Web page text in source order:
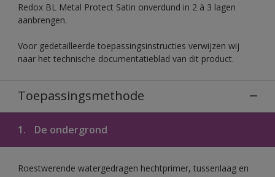
Redox BL Metal Protect Satin onverdund in 2 à 3 lagen
aanbrengen.
Voor gedetailleerde toepassingsinstructies verwijzen wij
naar het technische documentatieblad van dit product.
Toepassingsmethode
1. De ondergrond
Roestwerende watergedragen hechtprimer, tussenlaag en